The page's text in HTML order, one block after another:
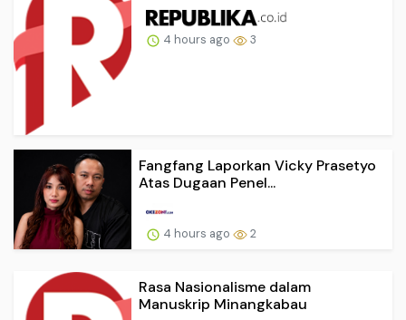
4 hours ago 3
Fangfang Laporkan Vicky Prasetyo
Atas Dugaan Penel...
4 hours ago 2
Rasa Nasionalisme dalam
Manuskrip Minangkabau